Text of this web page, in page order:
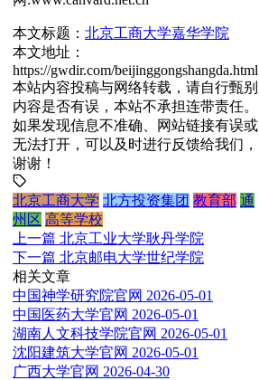
本文标题： 北京工商大学嘉华学院
本文地址：
https://gwdir.com/beijinggongshangda.html
本站内容投稿与网络转载，请自行甄别
内容是否有误，本站不承担连带责任。
如果发现信息不准确、网站链接有误或
无法打开，可以及时进行反馈给我们，
谢谢！
北京工商大学 北方投资集团 教育部 通
州区 高等学校
上一篇 北京工业大学耿丹学院
下一篇 北京邮电大学世纪学院
相关文章
中国神学研究院官网 2026-05-01
中国医药大学官网 2026-05-01
湖南人文科技学院官网 2026-05-01
沈阳建筑大学官网 2026-05-01
广西大学官网 2026-04-30